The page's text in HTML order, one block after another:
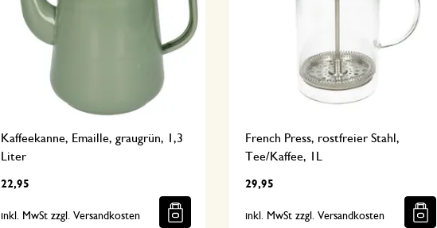
Kaffeekanne, Emaille, graugrün, 1,3
Liter
22,95
inkl. MwSt zzgl. Versandkosten
French Press, rostfreier Stahl,
Tee/Kaffee, 1L
29,95
inkl. MwSt zzgl. Versandkosten